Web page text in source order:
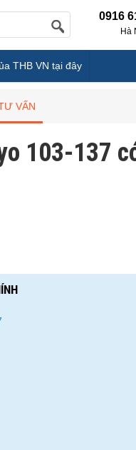
0916
Hà
THB VN tại đây
VẤN
103-137